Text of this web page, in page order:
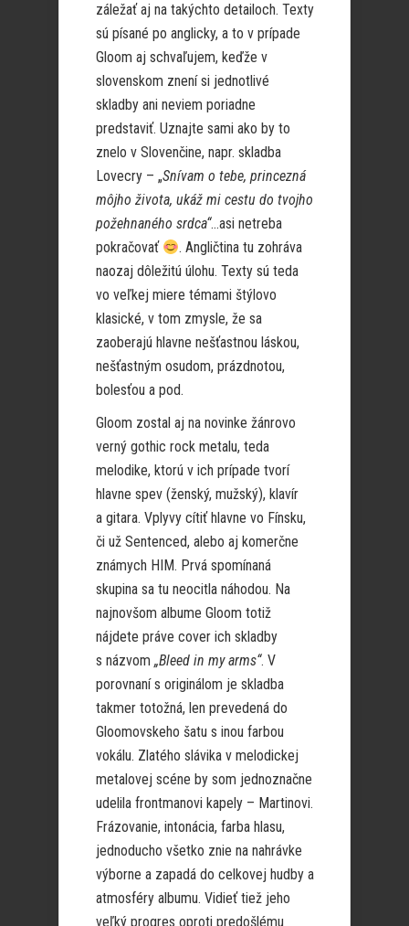
záležať aj na takýchto detailoch. Texty
sú písané po anglicky, a to v prípade
Gloom aj schvaľujem, keďže v
slovenskom znení si jednotlivé
skladby ani neviem poriadne
predstaviť. Uznajte sami ako by to
znelo v Slovenčine, napr. skladba
Lovecry – „Snívam o tebe, princezná
môjho života, ukáž mi cestu do tvojho
požehnaného srdca“…asi netreba
pokračovať
. Angličtina tu zohráva
naozaj dôležitú úlohu. Texty sú teda
vo veľkej miere témami štýlovo
klasické, v tom zmysle, že sa
zaoberajú hlavne nešťastnou láskou,
nešťastným osudom, prázdnotou,
bolesťou a pod.
Gloom zostal aj na novinke žánrovo
verný gothic rock metalu, teda
melodike, ktorú v ich prípade tvorí
hlavne spev (ženský, mužský), klavír
a gitara. Vplyvy cítiť hlavne vo Fínsku,
či už Sentenced, alebo aj komerčne
známych HIM. Prvá spomínaná
skupina sa tu neocitla náhodou. Na
najnovšom albume Gloom totiž
nájdete práve cover ich skladby
s názvom „Bleed in my arms“. V
porovnaní s originálom je skladba
takmer totožná, len prevedená do
Gloomovskeho šatu s inou farbou
vokálu. Zlatého slávika v melodickej
metalovej scéne by som jednoznačne
udelila frontmanovi kapely – Martinovi.
Frázovanie, intonácia, farba hlasu,
jednoducho všetko znie na nahrávke
výborne a zapadá do celkovej hudby a
atmosféry albumu. Vidieť tiež jeho
veľký progres oproti predošlému